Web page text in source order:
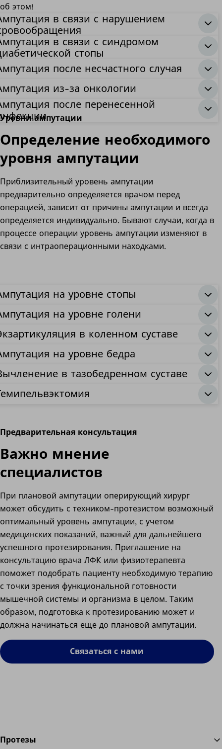
об этом!
в связи с нарушением
в связи с синдромом
стопы
после несчастного случая
из-за онкологии
после перенесенной
Уровни ампутации
Определение необходимого
уровня ампутации
Приблизительный уровень ампутации
предварительно определяется врачом перед
операцией, зависит от причины ампутации и всегда
определяется индивидуально. Бывают случаи, когда в
процессе операции уровень ампутации изменяют в
связи с интраоперационными находками.
на уровне стопы
на уровне голени
в коленном суставе
на уровне бедра
в тазобедренном суставе
Предварительная консультация
Важно мнение
специалистов
При плановой ампутации оперирующий хирург
может обсудить с техником-протезистом возможный
оптимальный уровень ампутации, с учетом
медицинских показаний, важный для дальнейшего
успешного протезирования. Приглашение на
консультацию врача ЛФК или физиотерапевта
поможет подобрать пациенту необходимую терапию
с точки зрения функциональной готовности
мышечной системы и организма в целом. Таким
образом, подготовка к протезированию может и
должна начинаться еще до плановой ампутации.
Связаться с нами
Протезы